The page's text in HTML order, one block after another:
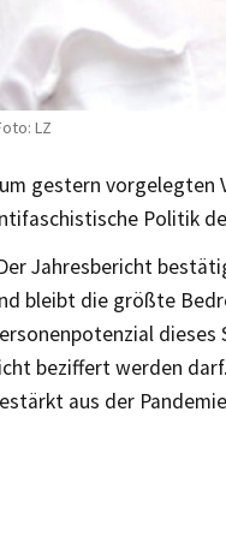
LZ
gestern vorgelegten
Politik
Jahresbericht
bleibt die größte
beziffert werden
aus der